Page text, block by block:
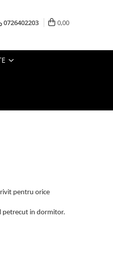
0726402203 0,00
pentru orice
petrecut in dormitor.